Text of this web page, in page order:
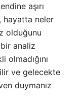
aşırı
hayatta neler
olduğunu
analiz
olmadığını
ve gelecekte
duymanız